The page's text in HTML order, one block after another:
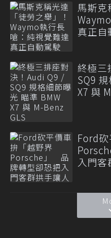
馬斯克
真正自
終極
SQ9
X7 與
Ford
入門客